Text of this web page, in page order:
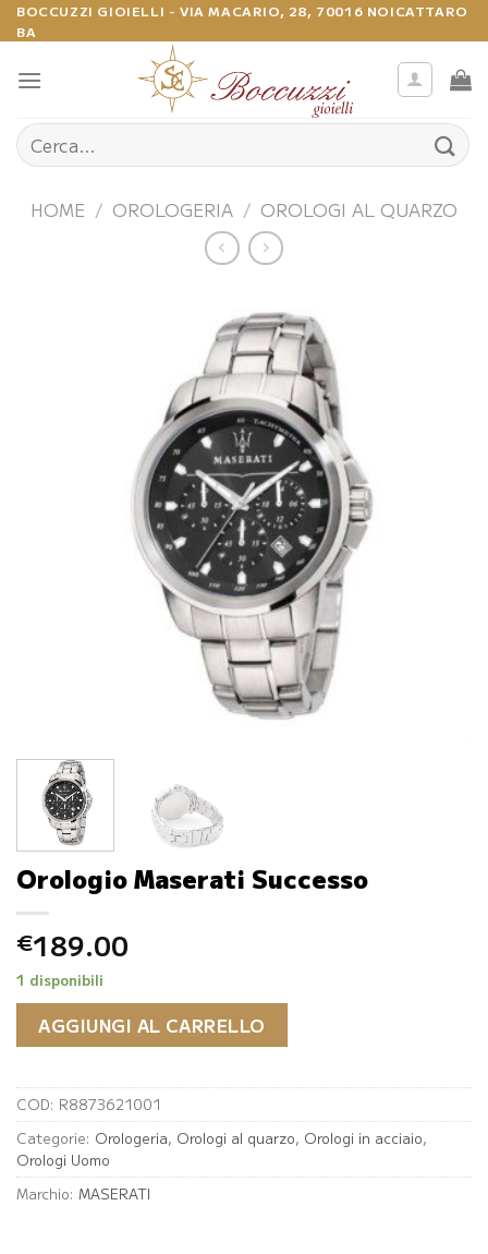
Salta
ai
contenuti
BOCCUZZI GIOIELLI - VIA MACARIO, 28, 70016 NOICATTARO
BA
Cerca:
HOME / OROLOGERIA / OROLOGI AL QUARZO
Orologio Maserati Successo
€189.00
1 disponibili
AGGIUNGI AL CARRELLO
COD: R8873621001
Categorie: Orologeria, Orologi al quarzo, Orologi in acciaio,
Orologi Uomo
Marchio: MASERATI